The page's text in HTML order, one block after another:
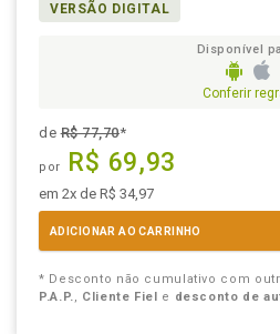
VERSÃO DIGITAL
Disponível
Conferir
deR$ 77,70*
por R$ 69,93
em 2x de R$ 34,97
ADICIONAR AO CARRINHO
* Desconto não cumulativo com
P.A.P., Cliente Fiel e desconto de